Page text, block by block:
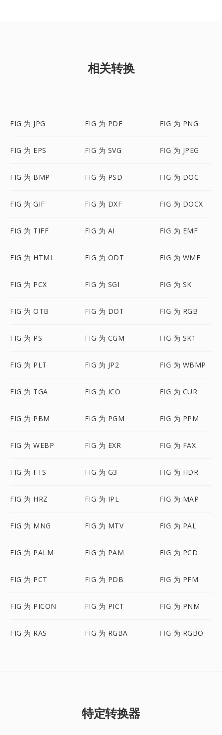
相关转换
FIG 为 JPG FIG 为 PDF FIG 为 PNG
FIG 为 EPS FIG 为 SVG FIG 为 JPEG
FIG 为 BMP FIG 为 PSD FIG 为 DOC
FIG 为 GIF FIG 为 DXF FIG 为 DOCX
FIG 为 TIFF FIG 为 AI FIG 为 EMF
FIG 为 HTML FIG 为 ODT FIG 为 WMF
FIG 为 PCX FIG 为 SGI FIG 为 SK
FIG 为 OTB FIG 为 DOT FIG 为 RGB
FIG 为 PS FIG 为 CGM FIG 为 SK1
FIG 为 PLT FIG 为 JP2 FIG 为 WBMP
FIG 为 TGA FIG 为 ICO FIG 为 CUR
FIG 为 PBM FIG 为 PGM FIG 为 PPM
FIG 为 WEBP FIG 为 EXR FIG 为 FAX
FIG 为 FTS FIG 为 G3 FIG 为 HDR
FIG 为 HRZ FIG 为 IPL FIG 为 MAP
FIG 为 MNG FIG 为 MTV FIG 为 PAL
FIG 为 PALM FIG 为 PAM FIG 为 PCD
FIG 为 PCT FIG 为 PDB FIG 为 PFM
FIG 为 PICON FIG 为 PICT FIG 为 PNM
FIG 为 RAS FIG 为 RGBA FIG 为 RGBO
特定转换器